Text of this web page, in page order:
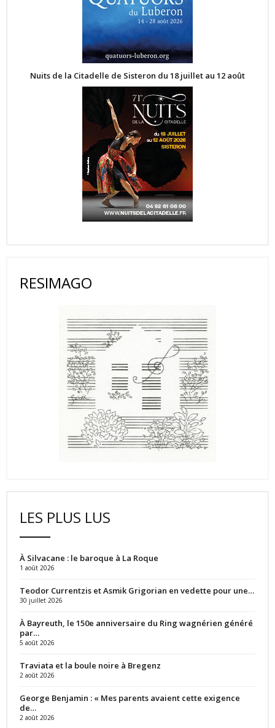
Nuits de la Citadelle de Sisteron du 18 juillet au 12 août
RESIMAGO
LES PLUS LUS
À Silvacane : le baroque à La Roque
1 août 2026
Teodor Currentzis et Asmik Grigorian en vedette pour une…
30 juillet 2026
À Bayreuth, le 150e anniversaire du Ring wagnérien généré
par…
5 août 2026
Traviata et la boule noire à Bregenz
2 août 2026
George Benjamin : « Mes parents avaient cette exigence
de…
2 août 2026